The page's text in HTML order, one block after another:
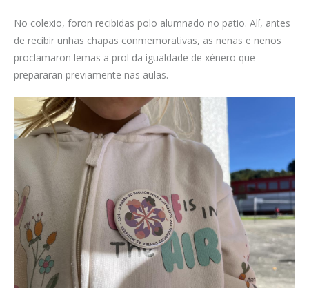
No colexio, foron recibidas polo alumnado no patio. Alí, antes
de recibir unhas chapas conmemorativas, as nenas e nenos
proclamaron lemas a prol da igualdade de xénero que
prepararan previamente nas aulas.